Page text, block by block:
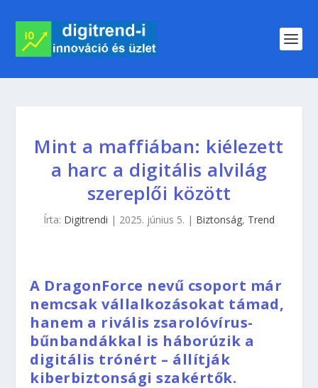
Mint a maffiában: kiélezett
a harc a digitális alvilág
szereplői között
Írta: Digitrendi | 2025. június 5. | Biztonság, Trend
A DragonForce nevű csoport már
nemcsak vállalkozásokat támad,
hanem a rivális zsarolóvírus-
bűnbandákkal is háborúzik a
digitális trónért – állítják
kiberbiztonsági szakértők.